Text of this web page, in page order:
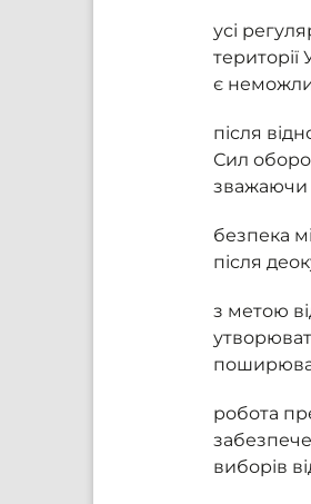
усі
є
після
Сил
зважаючи
безпека
після
з метою
робота
виборів